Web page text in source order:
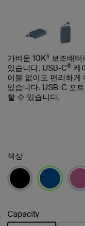
가벼운 10K§ 보조배
있습니다. USB-C® 케
이블 없이도 편리하게
있습니다. USB-C 포
할 수 있습니다.
색상
Capacity